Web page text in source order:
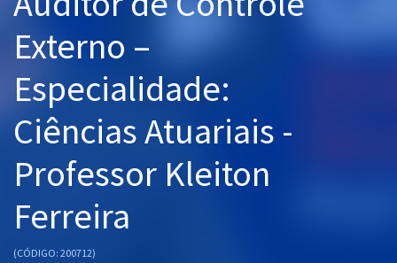
Aprovados
Externo –
Especialidade:
Ciências Atuariais -
Professor Kleiton
Ferreira
(CÓDIGO: 200712)